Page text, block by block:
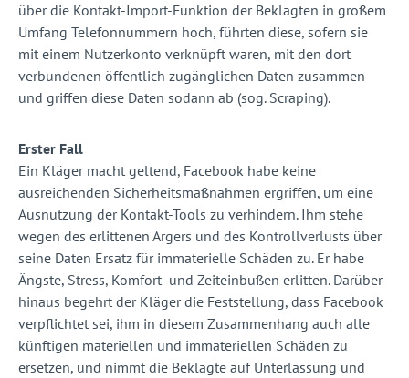
über die Kontakt-Import-Funktion der Beklagten in großem
Umfang Telefonnummern hoch, führten diese, sofern sie
mit einem Nutzerkonto verknüpft waren, mit den dort
verbundenen öffentlich zugänglichen Daten zusammen
und griffen diese Daten sodann ab (sog. Scraping).
Erster Fall
Ein Kläger macht geltend, Facebook habe keine
ausreichenden Sicherheitsmaßnahmen ergriffen, um eine
Ausnutzung der Kontakt-Tools zu verhindern. Ihm stehe
wegen des erlittenen Ärgers und des Kontrollverlusts über
seine Daten Ersatz für immaterielle Schäden zu. Er habe
Ängste, Stress, Komfort- und Zeiteinbußen erlitten. Darüber
hinaus begehrt der Kläger die Feststellung, dass Facebook
verpflichtet sei, ihm in diesem Zusammenhang auch alle
künftigen materiellen und immateriellen Schäden zu
ersetzen, und nimmt die Beklagte auf Unterlassung und